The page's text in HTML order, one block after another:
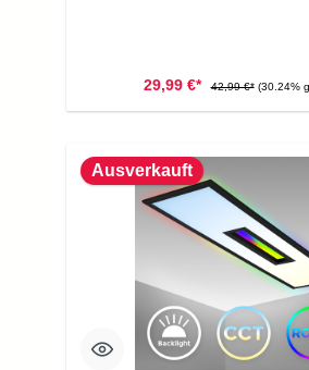
29,99 €* 42,99 €* (30.24%
Ausverkauft